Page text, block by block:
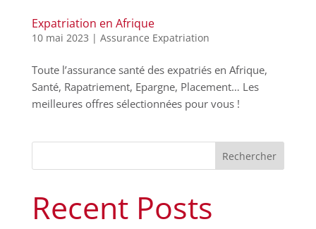
Expatriation en Afrique
10 mai 2023 | Assurance Expatriation
Toute l’assurance santé des expatriés en Afrique,
Santé, Rapatriement, Epargne, Placement… Les
meilleures offres sélectionnées pour vous !
Rechercher
Recent Posts